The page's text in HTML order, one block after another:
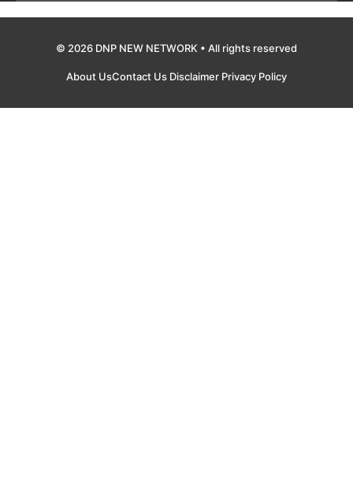
© 2026 DNP NEW NETWORK • All rights reserved
About UsContact Us Disclaimer Privacy Policy